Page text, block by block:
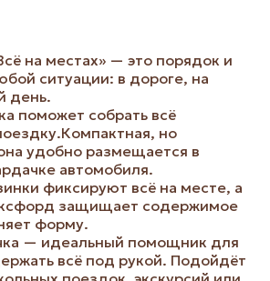
на местах» — это порядок и
ситуации: в дороге, на
день.
поможет собрать всё
но
удобно размещается в
автомобиля.
фиксируют всё на месте, а
защищает содержимое
форму.
— идеальный помощник для
всё под рукой. Подойдёт